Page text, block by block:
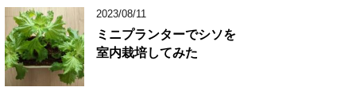
2023/08/11
ミニプランターでシソを
室内栽培してみた